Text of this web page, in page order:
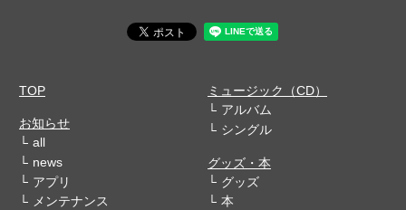
TOP
お知らせ
all
news
アプリ
メンテナンス
ミュージック（CD）
アルバム
シングル
グッズ・本
グッズ
本